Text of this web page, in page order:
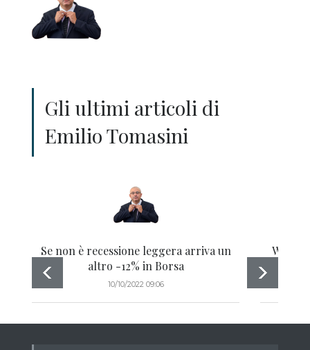
Gli ultimi articoli di
Emilio Tomasini
Se non è recessione leggera arriva un
altro -12% in Borsa
10/10/2022 09:06